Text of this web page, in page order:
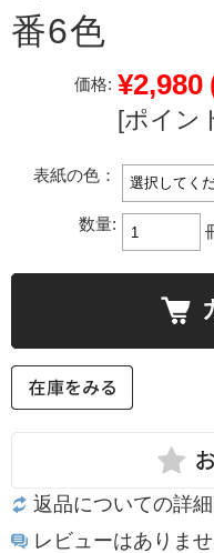
番6色
価格: ¥2,980
[ポイン
表紙の色：
数量:
返品についての詳
レビューはありま